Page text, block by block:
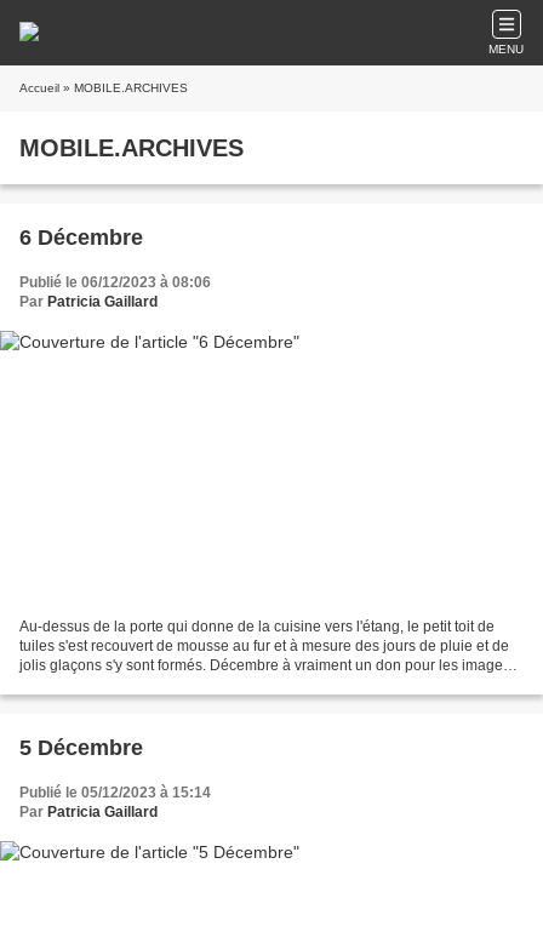
MENU
Accueil » MOBILE.ARCHIVES
MOBILE.ARCHIVES
6 Décembre
Publié le 06/12/2023 à 08:06
Par Patricia Gaillard
Au-dessus de la porte qui donne de la cuisine vers l'étang, le petit toit de
tuiles s'est recouvert de mousse au fur et à mesure des jours de pluie et de
jolis glaçons s'y sont formés. Décembre à vraiment un don pour les images
5 Décembre
Publié le 05/12/2023 à 15:14
Par Patricia Gaillard